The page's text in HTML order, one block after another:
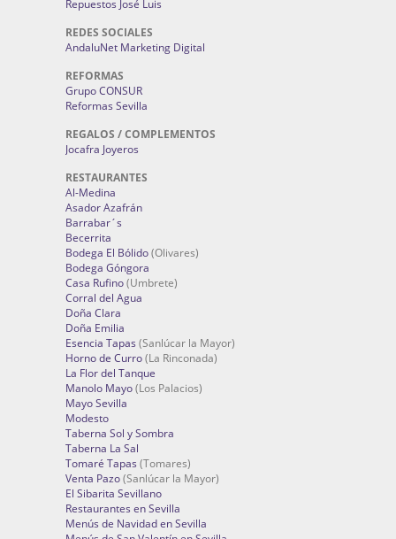
Repuestos José Luis
REDES SOCIALES
AndaluNet Marketing Digital
REFORMAS
Grupo CONSUR
Reformas Sevilla
REGALOS / COMPLEMENTOS
Jocafra Joyeros
RESTAURANTES
Al-Medina
Asador Azafrán
Barrabar´s
Becerrita
Bodega El Bólido(Olivares)
Bodega Góngora
Casa Rufino(Umbrete)
Corral del Agua
Doña Clara
Doña Emilia
Esencia Tapas (Sanlúcar la Mayor)
Horno de Curro(La Rinconada)
La Flor del Tanque
Manolo Mayo(Los Palacios)
Mayo Sevilla
Modesto
Taberna Sol y Sombra
Taberna La Sal
Tomaré Tapas (Tomares)
Venta Pazo(Sanlúcar la Mayor)
El Sibarita Sevillano
Restaurantes en Sevilla
Menús de Navidad en Sevilla